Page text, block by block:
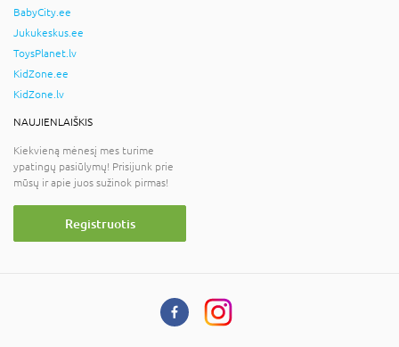
BabyCity.ee
Jukukeskus.ee
ToysPlanet.lv
KidZone.ee
KidZone.lv
NAUJIENLAIŠKIS
Kiekvieną mėnesį mes turime
ypatingų pasiūlymų! Prisijunk prie
mūsų ir apie juos sužinok pirmas!
Registruotis